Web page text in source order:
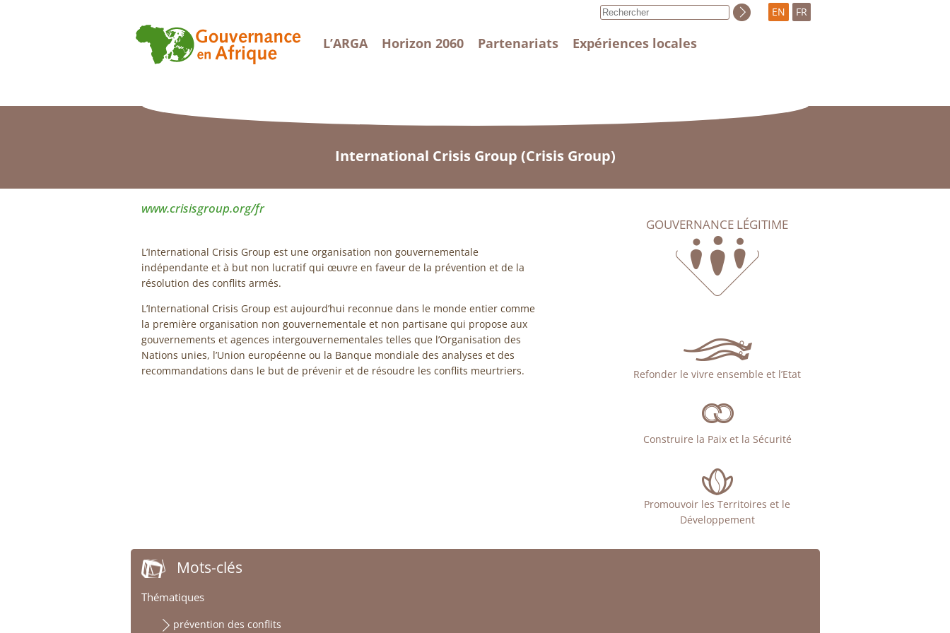
L’ARGA Horizon 2060 Partenariats Expériences locales
EN FR
International Crisis Group (Crisis Group)
www.crisisgroup.org/fr
L’International Crisis Group est une organisation non gouvernementale
indépendante et à but non lucratif qui œuvre en faveur de la prévention et de la
résolution des conflits armés.
L’International Crisis Group est aujourd’hui reconnue dans le monde entier comme
la première organisation non gouvernementale et non partisane qui propose aux
gouvernements et agences intergouvernementales telles que l’Organisation des
Nations unies, l’Union européenne ou la Banque mondiale des analyses et des
recommandations dans le but de prévenir et de résoudre les conflits meurtriers.
GOUVERNANCE LÉGITIME
Refonder le vivre ensemble et l’Etat
Construire la Paix et la Sécurité
Promouvoir les Territoires et le
Développement
Mots-clés
Thématiques
prévention des conflits